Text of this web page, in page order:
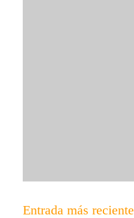
Entrada más reciente